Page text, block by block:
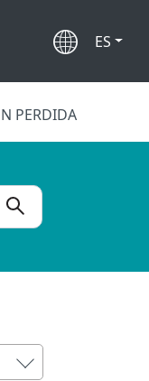
ES
PERDIDA